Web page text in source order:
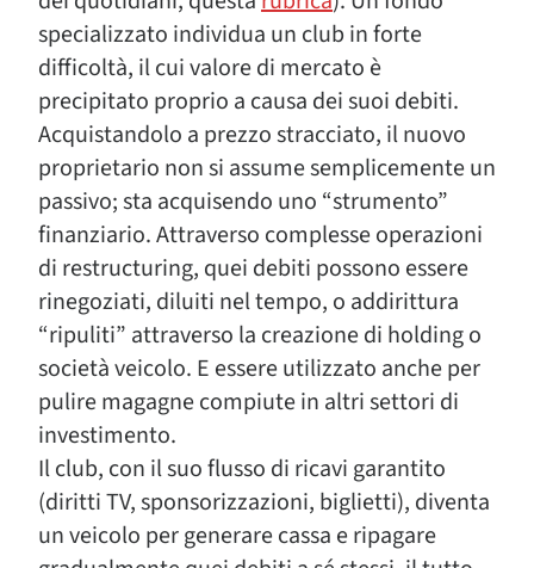
specializzato individua un club in forte
difficoltà, il cui valore di mercato è
precipitato proprio a causa dei suoi debiti.
Acquistandolo a prezzo stracciato, il nuovo
proprietario non si assume semplicemente un
passivo; sta acquisendo uno “strumento”
finanziario. Attraverso complesse operazioni
di restructuring, quei debiti possono essere
rinegoziati, diluiti nel tempo, o addirittura
“ripuliti” attraverso la creazione di holding o
società veicolo. E essere utilizzato anche per
pulire magagne compiute in altri settori di
investimento.
Il club, con il suo flusso di ricavi garantito
(diritti TV, sponsorizzazioni, biglietti), diventa
un veicolo per generare cassa e ripagare